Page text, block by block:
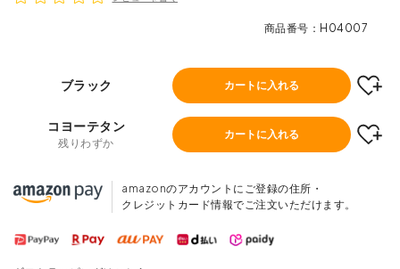
商品番号 H04007
ブラック カートに入れる
コヨーテタン
残りわずか
カートに入れる
amazonのアカウントにご登録の住所・
クレジットカード情報でご注文いただけます。